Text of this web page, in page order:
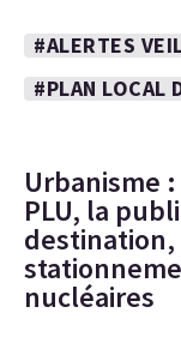
#ALERTES
#PLAN LOCAL
Urbanisme
PLU, la
destination,
nucléaires